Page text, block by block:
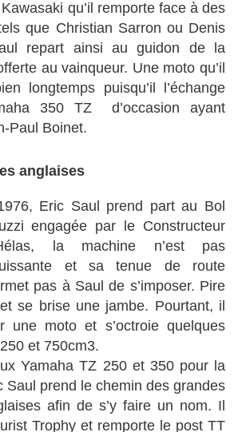
qu’il remporte face à des
que Christian Sarron ou Denis
repart ainsi au guidon de la
au vainqueur. Une moto qu’il
longtemps puisqu’il l’échange
350 TZ d’occasion ayant
Paul Boinet.
anglaises
Eric Saul prend part au Bol
engagée par le Constructeur
la machine n’est pas
et sa tenue de route
pas à Saul de s’imposer. Pire
se brise une jambe. Pourtant, il
une moto et s’octroie quelques
et 750cm3.
Yamaha TZ 250 et 350 pour la
Saul prend le chemin des grandes
afin de s’y faire un nom. Il
Trophy et remporte le post TT